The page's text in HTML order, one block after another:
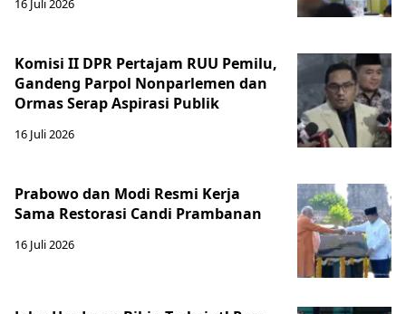
16 Juli 2026
Komisi II DPR Pertajam RUU Pemilu,
Gandeng Parpol Nonparlemen dan
Ormas Serap Aspirasi Publik
16 Juli 2026
Prabowo dan Modi Resmi Kerja
Sama Restorasi Candi Prambanan
16 Juli 2026